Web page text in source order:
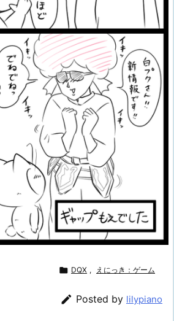
 DQX , えにっき：ゲーム
 Posted by lilypiano